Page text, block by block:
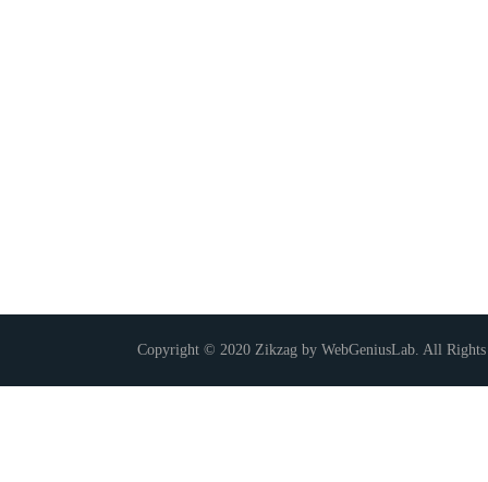
Copyright © 2020 Zikzag by WebGeniusLab. All Rights